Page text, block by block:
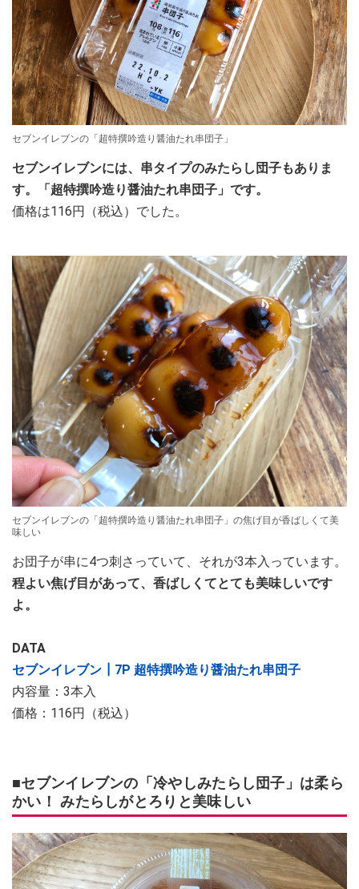
セブンイレブンの「超特撰吟造り醤油たれ串団子」
セブンイレブンには、串タイプのみたらし団子もありま
す。「超特撰吟造り醤油たれ串団子」です。
価格は116円（税込）でした。
セブンイレブンの「超特撰吟造り醤油たれ串団子」の焦げ目が香ばしくて美
味しい
お団子が串に4つ刺さっていて、それが3本入っています。
程よい焦げ目があって、香ばしくてとても美味しいです
よ。
DATA
セブンイレブン┃7P 超特撰吟造り醤油たれ串団子
内容量：3本入
価格：116円（税込）
■セブンイレブンの「冷やしみたらし団子」は柔ら
かい！ みたらしがとろりと美味しい